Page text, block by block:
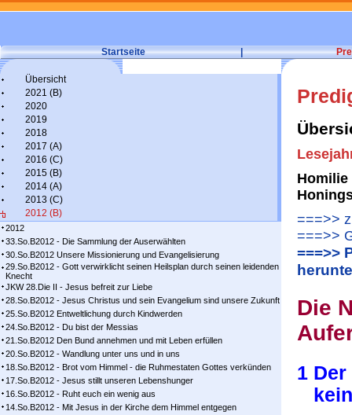
Startseite |
Übersicht
2021 (B)
2020
2019
2018
2017 (A)
2016 (C)
2015 (B)
2014 (A)
2013 (C)
2012 (B)
2012
33.So.B2012 - Die Sammlung der Auserwählten
30.So.B2012 Unsere Missionierung und Evangelisierung
29.So.B2012 - Gott verwirklicht seinen Heilsplan durch seinen leidenden
Knecht
JKW 28.Die II - Jesus befreit zur Liebe
28.So.B2012 - Jesus Christus und sein Evangelium sind unsere Zukunft
25.So.B2012 Entweltlichung durch Kindwerden
24.So.B2012 - Du bist der Messias
21.So.B2012 Den Bund annehmen und mit Leben erfüllen
20.So.B2012 - Wandlung unter uns und in uns
18.So.B2012 - Brot vom Himmel - die Ruhmestaten Gottes verkünden
17.So.B2012 - Jesus stillt unseren Lebenshunger
16.So.B2012 - Ruht euch ein wenig aus
14.So.B2012 - Mit Jesus in der Kirche dem Himmel entgegen
Homilie
===>>
===>>
===>>
Die
1
kein